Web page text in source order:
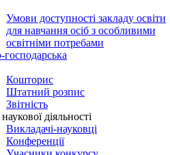
Умови доступності закладу освіти
для навчання осіб з особливими
освітніми потребами
Кошторис
Штатний розпис
Звітність
діяльності
Викладачі-науковці
Конференції